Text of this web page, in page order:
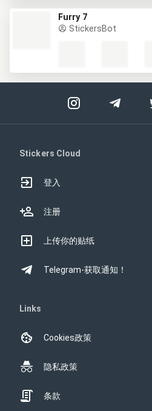
Furry 7
StickersBot
Stickers Cloud
登入
注册
上传你的贴纸
Telegram-获取通知！
Links
Cookies政策
隐私政策
条款